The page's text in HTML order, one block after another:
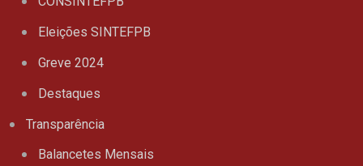
Eleições SINTEFPB
Greve 2024
Destaques
Transparência
Balancetes Mensais